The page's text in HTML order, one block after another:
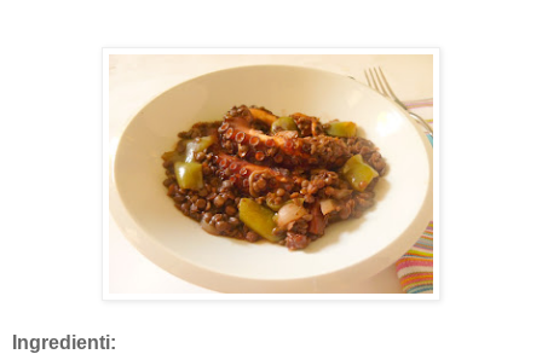
Ingredienti: